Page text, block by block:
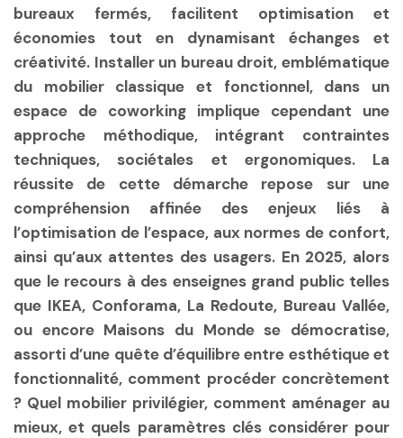
bureaux fermés, facilitent optimisation et
économies tout en dynamisant échanges et
créativité. Installer un bureau droit, emblématique
du mobilier classique et fonctionnel, dans un
espace de coworking implique cependant une
approche méthodique, intégrant contraintes
techniques, sociétales et ergonomiques. La
réussite de cette démarche repose sur une
compréhension affinée des enjeux liés à
l’optimisation de l’espace, aux normes de confort,
ainsi qu’aux attentes des usagers. En 2025, alors
que le recours à des enseignes grand public telles
que IKEA, Conforama, La Redoute, Bureau Vallée,
ou encore Maisons du Monde se démocratise,
assorti d’une quête d’équilibre entre esthétique et
fonctionnalité, comment procéder concrètement
? Quel mobilier privilégier, comment aménager au
mieux, et quels paramètres clés considérer pour